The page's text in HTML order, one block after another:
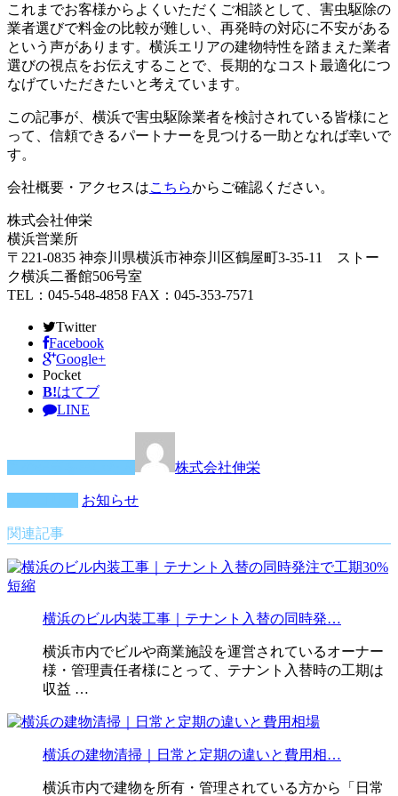
これまでお客様からよくいただくご相談として、害虫駆除の
業者選びで料金の比較が難しい、再発時の対応に不安がある
という声があります。横浜エリアの建物特性を踏まえた業者
選びの視点をお伝えすることで、長期的なコスト最適化につ
なげていただきたいと考えています。
この記事が、横浜で害虫駆除業者を検討されている皆様にと
って、信頼できるパートナーを見つける一助となれば幸いで
す。
会社概要・アクセスはこちらからご確認ください。
株式会社伸栄
横浜営業所
〒221-0835 神奈川県横浜市神奈川区鶴屋町3-35-11 ストー
ク横浜二番館506号室
TEL：045-548-4858 FAX：045-353-7571
Twitter
Facebook
Google+
Pocket
B!はてブ
LINE
株式会社伸栄
お知らせ
関連記事
横浜のビル内装工事｜テナント入替の同時発…
横浜市内でビルや商業施設を運営されているオーナー
様・管理責任者様にとって、テナント入替時の工期は
収益 …
横浜の建物清掃｜日常と定期の違いと費用相…
横浜市内で建物を所有・管理されている方から「日常